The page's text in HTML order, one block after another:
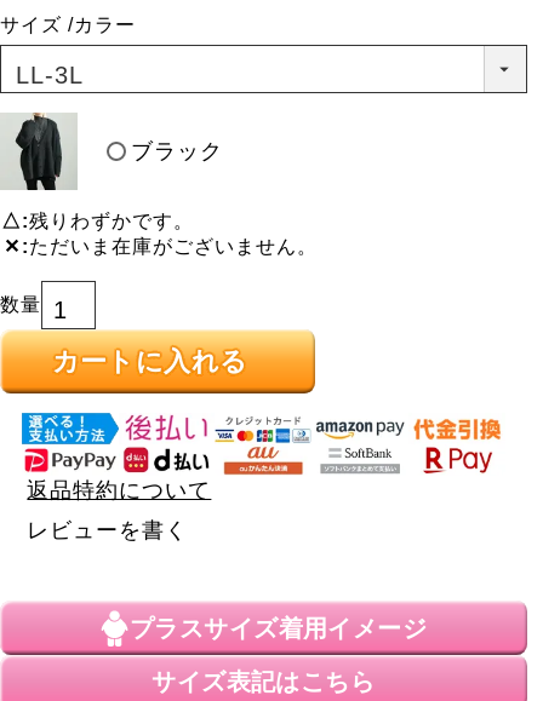
サイズ カラー
ブラック
△ 残りわずかです。
✕ ただいま在庫がございません。
カートに入れる
返品特約について
レビューを書く
プラスサイズ着用イメージ
サイズ表記はこちら